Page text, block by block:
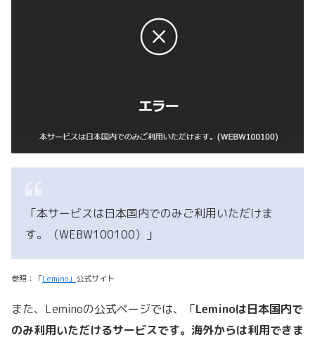
「本サービスは日本国内でのみご利用いただけま
す。（WEBW100100）」
参照：「Lemino」 公式サイト
また、Leminoの公式ページでは、「Leminoは日本国内で
のみ利用いただけるサービスです。海外からは利用できま